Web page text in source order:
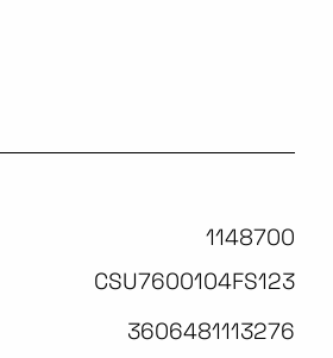
1148700
CSU7600104FS123
3606481113276